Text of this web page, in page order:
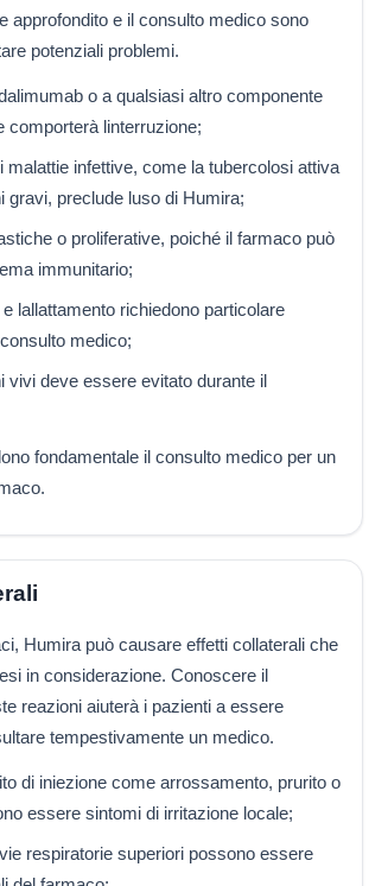
approfondito e il consulto medico sono
potenziali problemi.
o a qualsiasi altro componente
comporterà linterruzione;
malattie infettive, come la tubercolosi attiva
gravi, preclude luso di Humira;
o proliferative, poiché il farmaco può
immunitario;
lallattamento richiedono particolare
medico;
vivi deve essere evitato durante il
fondamentale il consulto medico per un
Humira può causare effetti collaterali che
in considerazione. Conoscere il
reazioni aiuterà i pazienti a essere
tempestivamente un medico.
di iniezione come arrossamento, prurito o
essere sintomi di irritazione locale;
respiratorie superiori possono essere